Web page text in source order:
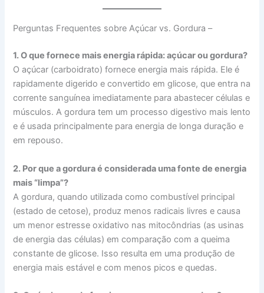
Perguntas Frequentes sobre Açúcar vs. Gordura –
1. O que fornece mais energia rápida: açúcar ou gordura?
O açúcar (carboidrato) fornece energia mais rápida. Ele é
rapidamente digerido e convertido em glicose, que entra na
corrente sanguínea imediatamente para abastecer células e
músculos. A gordura tem um processo digestivo mais lento
e é usada principalmente para energia de longa duração e
em repouso.
2. Por que a gordura é considerada uma fonte de energia
mais “limpa”?
A gordura, quando utilizada como combustível principal
(estado de cetose), produz menos radicais livres e causa
um menor estresse oxidativo nas mitocôndrias (as usinas
de energia das células) em comparação com a queima
constante de glicose. Isso resulta em uma produção de
energia mais estável e com menos picos e quedas.